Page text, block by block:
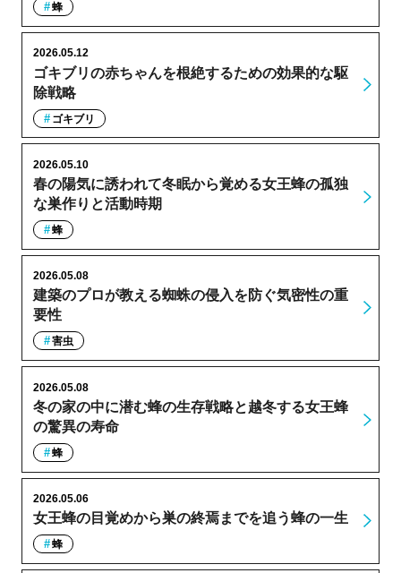
蜂
ゴキブリの赤ちゃんを根絶するための効果的な駆
除戦略
2026.05.12
ゴキブリ
春の陽気に誘われて冬眠から覚める女王蜂の孤独
な巣作りと活動時期
2026.05.10
蜂
建築のプロが教える蜘蛛の侵入を防ぐ気密性の重
要性
2026.05.08
害虫
冬の家の中に潜む蜂の生存戦略と越冬する女王蜂
の驚異の寿命
2026.05.08
蜂
女王蜂の目覚めから巣の終焉までを追う蜂の一生
2026.05.06
蜂